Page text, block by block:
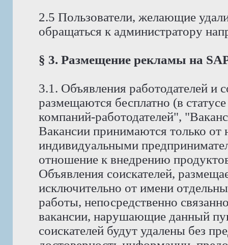
2.5 Пользователи, желающие
обращаться к администратору
§ 3. Размещение рекламы на
3.1. Объявления работодателей и
размещаются бесплатно (в
компаний-работодателей",
Вакансии принимаются только
индивидуальными
отношение к внедрению
Объявления соискателей,
исключительно от имени
работы, непосредственно
вакансии, нарушающие данный
соискателей будут удалены без